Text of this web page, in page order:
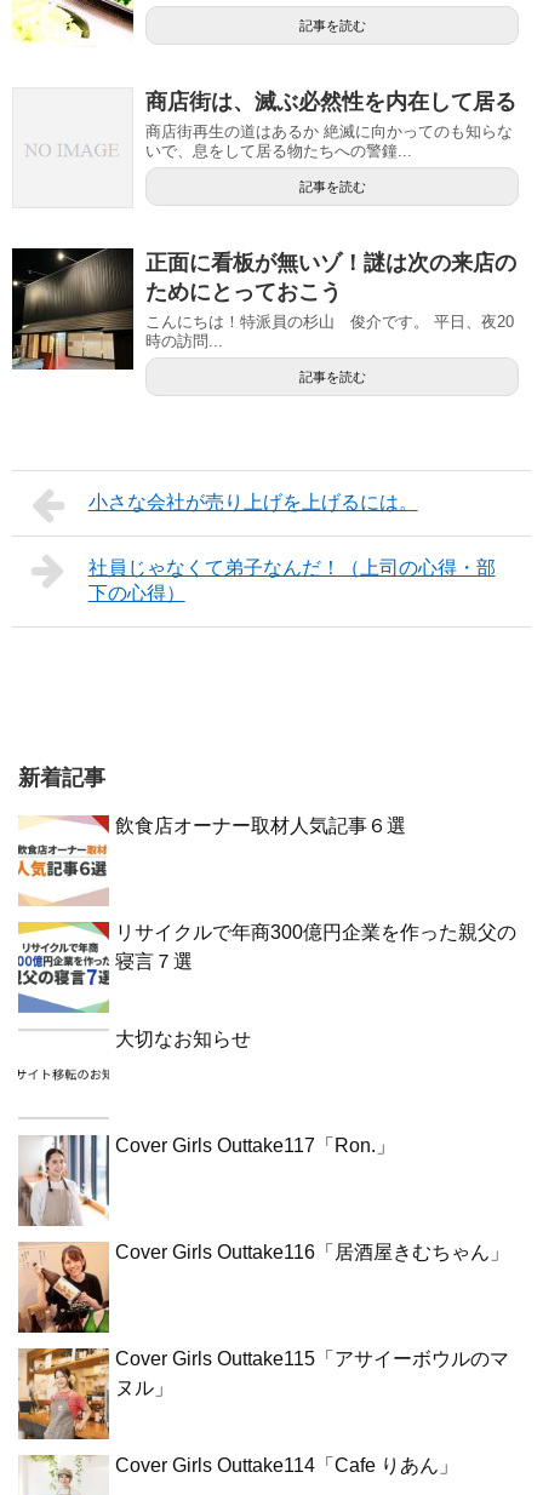
記事を読む
商店街は、滅ぶ必然性を内在して居る
商店街再生の道はあるか 絶滅に向かってのも知らな
いで、息をして居る物たちへの警鐘...
記事を読む
正面に看板が無いゾ！謎は次の来店の
ためにとっておこう
こんにちは！特派員の杉山 俊介です。 平日、夜20
時の訪問...
記事を読む
小さな会社が売り上げを上げるには。
社員じゃなくて弟子なんだ！（上司の心得・部
下の心得）
新着記事
飲食店オーナー取材人気記事６選
リサイクルで年商300億円企業を作った親父の
寝言７選
大切なお知らせ
Cover Girls Outtake117「Ron.」
Cover Girls Outtake116「居酒屋きむちゃん」
Cover Girls Outtake115「アサイーボウルのマ
ヌル」
Cover Girls Outtake114「Cafe りあん」